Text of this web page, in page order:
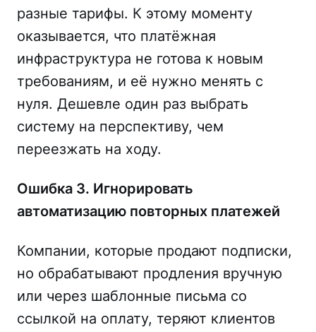
разные тарифы. К этому моменту
оказывается, что платёжная
инфраструктура не готова к новым
требованиям, и её нужно менять с
нуля. Дешевле один раз выбрать
систему на перспективу, чем
переезжать на ходу.
Ошибка 3. Игнорировать
автоматизацию повторных платежей
Компании, которые продают подписки,
но обрабатывают продления вручную
или через шаблонные письма со
ссылкой на оплату, теряют клиентов